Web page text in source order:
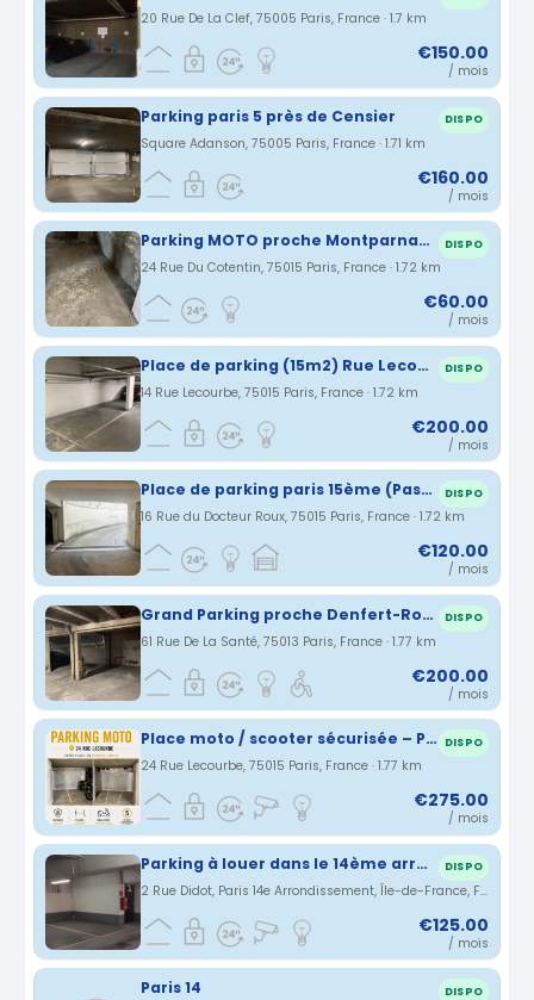
20 Rue De La Clef, 75005 Paris, France · 1.7 km
€150.00
/ mois
Parking paris 5 près de Censier DISPO
Square Adanson, 75005 Paris, France · 1.71 km
€160.00
/ mois
Parking MOTO proche Montparnasse DISPO
24 Rue Du Cotentin, 75015 Paris, France · 1.72 km
€60.00
/ mois
Place de parking (15m2) Rue Lecourbe (Paris 15) DISPO
14 Rue Lecourbe, 75015 Paris, France · 1.72 km
€200.00
/ mois
Place de parking paris 15ème (Pasteur-Montparnasse) DISPO
16 Rue du Docteur Roux, 75015 Paris, France · 1.72 km
€120.00
/ mois
Grand Parking proche Denfert-Rochereau DISPO
61 Rue De La Santé, 75013 Paris, France · 1.77 km
€200.00
/ mois
Place moto / scooter sécurisée – Paris 15e – Rue Lecourbe DISPO
24 Rue Lecourbe, 75015 Paris, France · 1.77 km
€275.00
/ mois
Parking à louer dans le 14ème arrondissement de Paris, surveillance 24/7 DISPO
2 Rue Didot, Paris 14e Arrondissement, Île-de-France, France · 1.77 km
€125.00
/ mois
Paris 14 DISPO